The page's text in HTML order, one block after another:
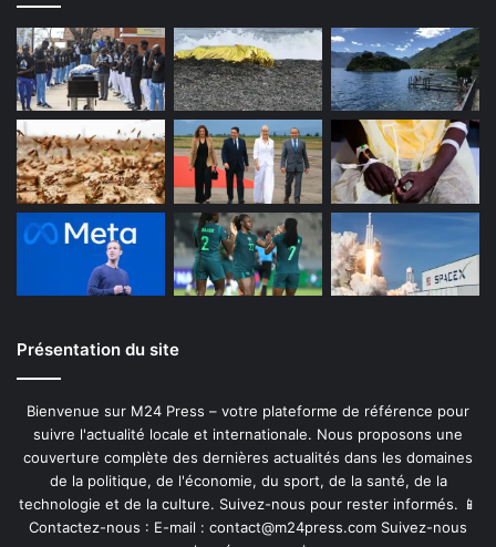
Présentation du site
Bienvenue sur M24 Press – votre plateforme de référence pour
suivre l'actualité locale et internationale. Nous proposons une
couverture complète des dernières actualités dans les domaines
de la politique, de l'économie, du sport, de la santé, de la
technologie et de la culture. Suivez-nous pour rester informés. 📱
Contactez-nous : E-mail : contact@m24press.com Suivez-nous